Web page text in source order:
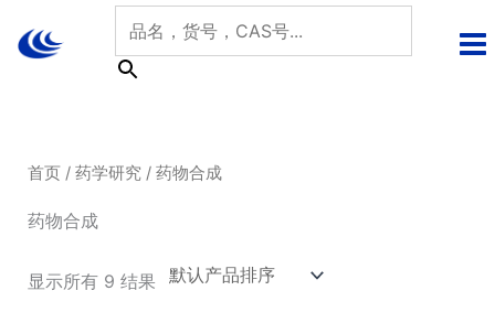
首页/ 药学研究/ 药物合成
药物合成
显示所有 9 结果